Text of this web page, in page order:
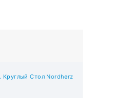
Круглый Стол Nordherz